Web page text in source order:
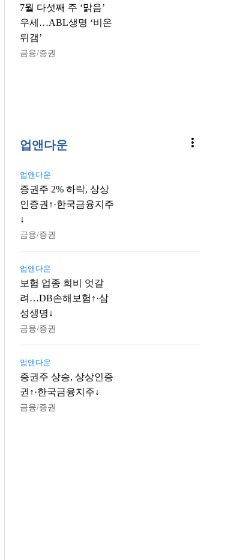
7월 다섯째 주 ‘맑음’
우세…ABL생명 ‘비온
뒤갬’
금융/증권
업앤다운 more_vert
업앤다운
증권주 2% 하락, 상상
인증권↑·한국금융지주
↓
금융/증권
업앤다운
보험 업종 희비 엇갈
려…DB손해보험↑·삼
성생명↓
금융/증권
업앤다운
증권주 상승, 상상인증
권↑·한국금융지주↓
금융/증권